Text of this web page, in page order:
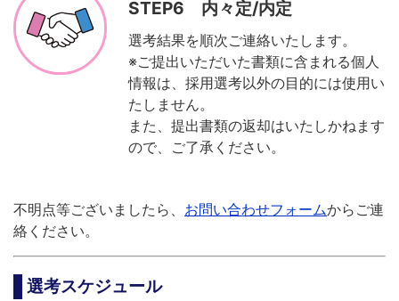
STEP6 内々定/内定
選考結果を順次ご連絡いたします。
※ご提出いただいた書類に含まれる個人
情報は、採用選考以外の目的には使用い
たしません。
また、提出書類の返却はいたしかねます
ので、ご了承ください。
不明点等ございましたら、 お問い合わせフォームからご連
絡ください。
選考スケジュール